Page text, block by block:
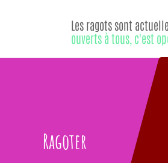
Ragoter
Les ragots sont
ouverts à tous, c'est